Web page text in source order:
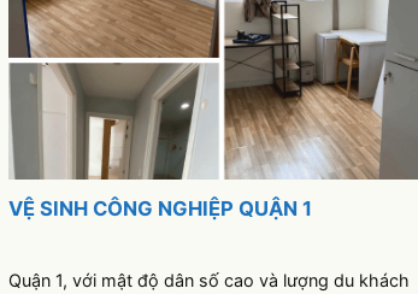
VỆ SINH CÔNG NGHIỆP QUẬN 1
Quận 1, với mật độ dân số cao và lượng du khách